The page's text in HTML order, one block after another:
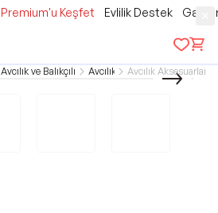
Premium'u Keşfet Evlilik Destek
Avcılık ve Balıkçılık Avcılık Avcılık Aksesuarları